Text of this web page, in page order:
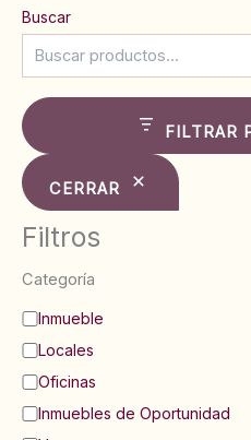
Buscar
FILTRAR
CERRAR
Filtros
Categoría
C
t
e
g
o
Inmueble
Locales
Oficinas
Inmuebles de Oportunidad